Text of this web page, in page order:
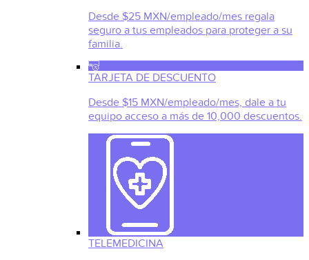
Desde $25 MXN/empleado/mes regala
seguro a tus empleados para proteger a su
familia.
TARJETA DE DESCUENTO
Desde $15 MXN/empleado/mes, dale a tu
equipo acceso a más de 10,000 descuentos.
TELEMEDICINA